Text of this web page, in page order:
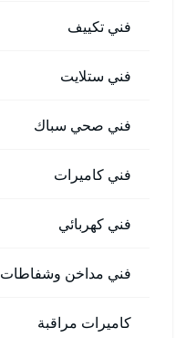
فني تكييف
فني ستلايت
فني صحي سباك
فني كاميرات
فني كهربائي
فني مداخن وشفاطات
كاميرات مراقبة